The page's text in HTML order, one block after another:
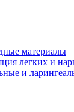
материалы
легких и
и